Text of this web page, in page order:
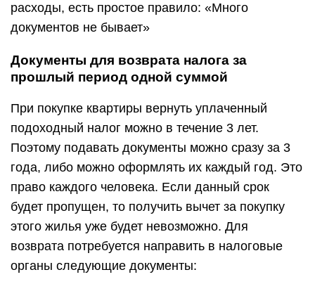
расходы, есть простое правило: «Много
документов не бывает»
Документы для возврата налога за
прошлый период одной суммой
При покупке квартиры вернуть уплаченный
подоходный налог можно в течение 3 лет.
Поэтому подавать документы можно сразу за 3
года, либо можно оформлять их каждый год. Это
право каждого человека. Если данный срок
будет пропущен, то получить вычет за покупку
этого жилья уже будет невозможно. Для
возврата потребуется направить в налоговые
органы следующие документы: